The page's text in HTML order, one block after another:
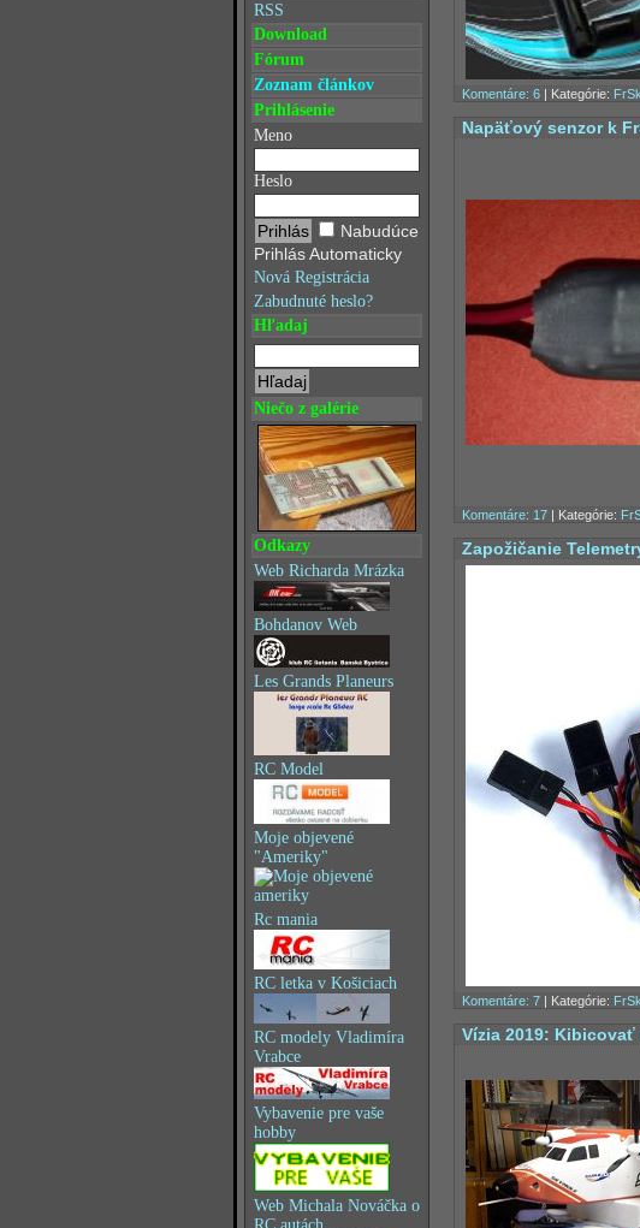
RSS
Download
Fórum
Zoznam článkov
Prihlásenie
Meno
Heslo
Nabudúce
Prihlás Automaticky
Nová Registrácia
Zabudnuté heslo?
Hľadaj
Niečo z galérie
Odkazy
Web Richarda Mrázka
Bohdanov Web
Les Grands Planeurs
RC Model
Moje objevené
"Ameriky"
Rc mania
RC letka v Košiciach
RC modely Vladimíra
Vrabce
Vybavenie pre vaše
hobby
Web Michala Nováčka o
Komentáre: 6 | Kategórie:
Napäťový senzor k
Komentáre: 17 | Kategórie:
Zapožičanie
Komentáre: 7 | Kategórie:
Vízia 2019: